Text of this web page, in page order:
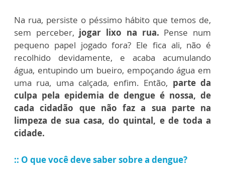
Na rua, persiste o péssimo hábito que temos de,
sem perceber, jogar lixo na rua. Pense num
pequeno papel jogado fora? Ele fica ali, não é
recolhido devidamente, e acaba acumulando
água, entupindo um bueiro, empoçando água em
uma rua, uma calçada, enfim. Então, parte da
culpa pela epidemia de dengue é nossa, de
cada cidadão que não faz a sua parte na
limpeza de sua casa, do quintal, e de toda a
cidade.
:: O que você deve saber sobre a dengue?